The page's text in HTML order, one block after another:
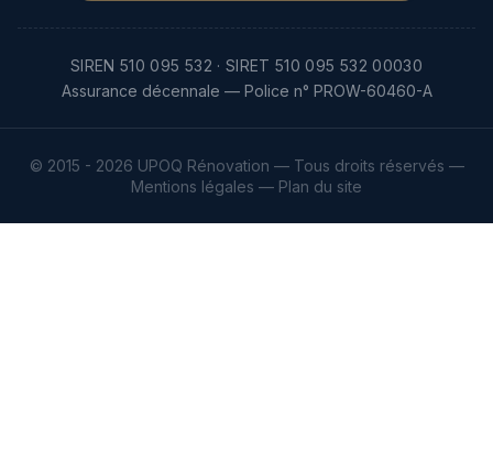
SIREN 510 095 532 · SIRET 510 095 532 00030
Assurance décennale — Police n° PROW-60460-A
© 2015 - 2026 UPOQ Rénovation — Tous droits réservés —
Mentions légales — Plan du site